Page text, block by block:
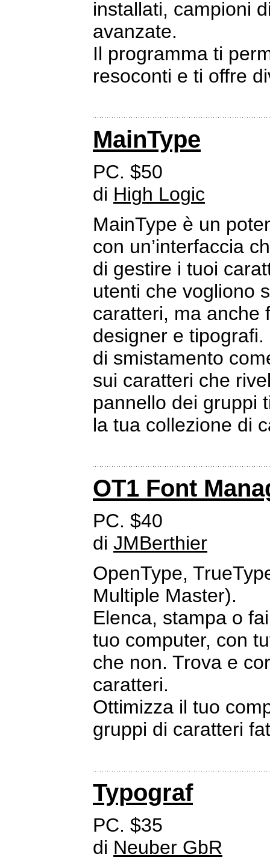
installati, campioni
avanzate.
Il programma ti
resoconti e ti offre
MainType
PC. $50
di High Logic
MainType è un
con un’interfaccia
di gestire i tuoi
utenti che vogliono
caratteri, ma anche
designer e
di smistamento
sui caratteri che
pannello dei gruppi
la tua collezione di
OT1 Font
PC. $40
di JMBerthier
OpenType,
Multiple Master).
Elenca, stampa o
tuo computer, con
che non. Trova e
caratteri.
Ottimizza il tuo
gruppi di caratteri
Typograf
PC. $35
di Neuber GbR